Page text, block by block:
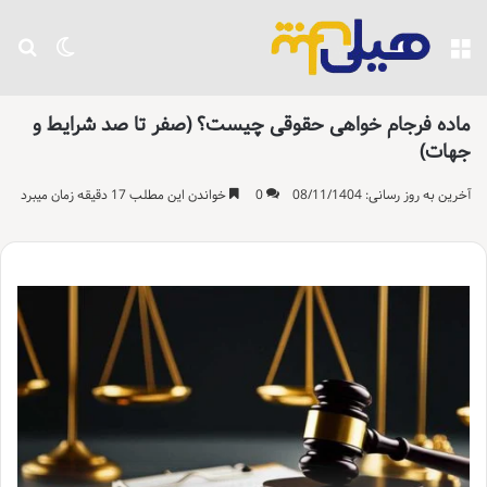
تغییر منو
ماده فرجام خواهی حقوقی چیست؟ (صفر تا صد شرایط و
جهات)
آخرین به روز رسانی: 08/11/1404 0 خواندن این مطلب 17 دقیقه زمان میبرد